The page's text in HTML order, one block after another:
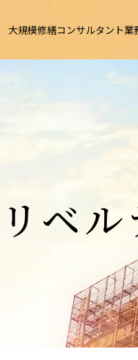
大規模修繕コンサルタント業
よくある質問
ベ